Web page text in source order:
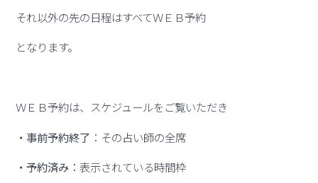
それ以外の先の日程はすべてＷＥＢ予約
となります。
ＷＥＢ予約は、スケジュールをご覧いただき
・事前予約終了 ：その占い師の全席
・予約済み：表示されている時間枠